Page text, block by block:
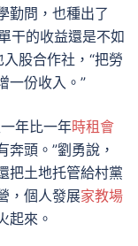
勤問，也種出了
干的收益還是不如
股合作社，“把勞
一份收入。”
年比一年時租會
頭。”劉勇說，
把土地托管給村黨
，個人發展家教場
起來。